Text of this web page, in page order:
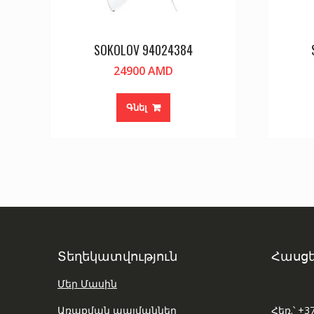
SOKOLOV 94024384
24900AMD
Գնել
Տեղեկատվություն
Մեր Մասին
Առաքման պայմաններ
Հեռ.՝